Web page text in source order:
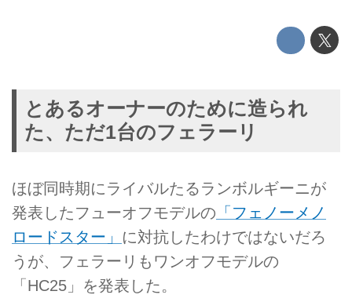
とあるオーナーのために造られ
た、ただ1台のフェラーリ
ほぼ同時期にライバルたるランボルギーニが
発表したフューオフモデルの 「フェノーメノ
ロードスター」 に対抗したわけではないだろ
うが、フェラーリもワンオフモデルの
「HC25」を発表した。